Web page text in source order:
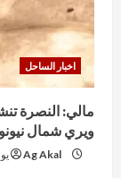
اخبار الساحل
مالي: النصرة
ويري شمال نيونو
Ag Akal